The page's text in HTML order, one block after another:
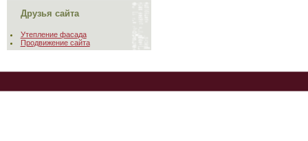
Друзья сайта
Утепление фасада
Продвижение сайта